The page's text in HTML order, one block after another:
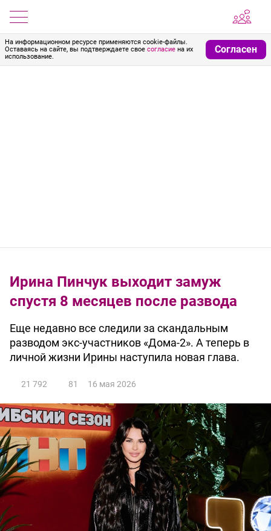
На информационном ресурсе применяются cookie-файлы.
Оставаясь на сайте, вы подтверждаете свое согласие на их
использование.
Согласен
Ирина Пинчук выходит замуж
спустя 8 месяцев после развода
Еще недавно все следили за скандальным
разводом экс-участников «Дома-2». А теперь в
личной жизни Ирины наступила новая глава.
21 792 81 16 мая 2026